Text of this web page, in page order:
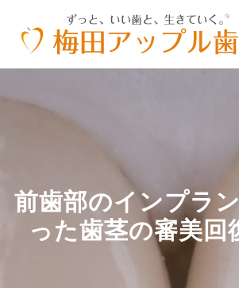
前歯部のインプラ
った歯茎の審美回